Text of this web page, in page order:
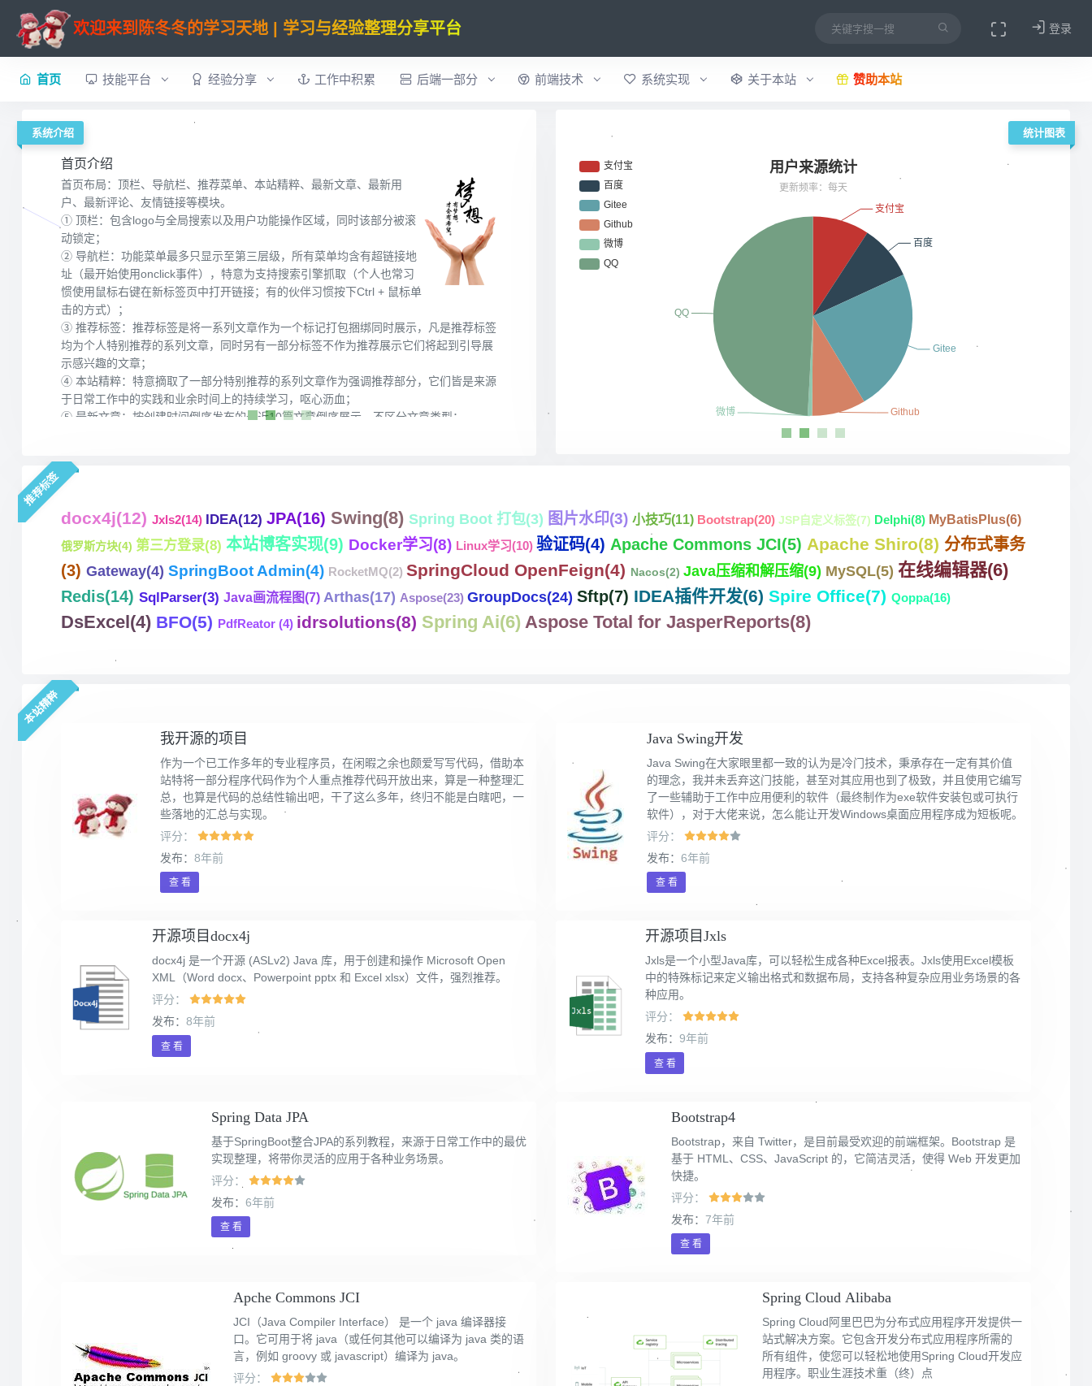
登录
欢迎来到陈冬冬的学习天地 | 学习与经验整理分享平台
首页 技能平台 经验分享 工作中积累 后端一部分 前端技术 系统实现 关于本站 赞助本站
系统介绍
系统功能
统计图表
推荐标签
docx4j(12) Jxls2(14) IDEA(12) JPA(16) Swing(8) Spring Boot 打包(3) 图片水印(3) 小技巧(11) Bootstrap(20) JSP自定义标签(7) Delphi(8) MyBatisPlus(6)
俄罗斯方块(4) 第三方登录(8) 本站博客实现(9) Docker学习(8) Linux学习(10) 验证码(4) Apache Commons JCI(5) Apache Shiro(8) 分布式事务
(3) Gateway(4) SpringBoot Admin(4) RocketMQ(2) SpringCloud OpenFeign(4) Nacos(2) Java压缩和解压缩(9) MySQL(5) 在线编辑器(6)
Redis(14) SqlParser(3) Java画流程图(7) Arthas(17) Aspose(23) GroupDocs(24) Sftp(7) IDEA插件开发(6) Spire Office(7) Qoppa(16)
DsExcel(4) BFO(5) PdfReator (4) idrsolutions(8) Spring Ai(6) Aspose Total for JasperReports(8)
本站精粹
我开源的项目
作为一个已工作多年的专业程序员，在闲暇之余也颇爱写写代码，借助本
站特将一部分程序代码作为个人重点推荐代码开放出来，算是一种整理汇
总，也算是代码的总结性输出吧，干了这么多年，终归不能是白瞎吧，一
些落地的汇总与实现。
评分：
发布： 8年前
查 看
Java Swing开发
Java Swing在大家眼里都一致的认为是冷门技术，秉承存在一定有其价值
的理念，我并未丢弃这门技能，甚至对其应用也到了极致，并且使用它编写
了一些辅助于工作中应用便利的软件（最终制作为exe软件安装包或可执行
软件），对于大佬来说，怎么能让开发Windows桌面应用程序成为短板呢。
评分：
发布： 6年前
查 看
开源项目docx4j
docx4j 是一个开源 (ASLv2) Java 库，用于创建和操作 Microsoft Open
XML（Word docx、Powerpoint pptx 和 Excel xlsx）文件，强烈推荐。
评分：
发布： 8年前
查 看
开源项目Jxls
Jxls是一个小型Java库，可以轻松生成各种Excel报表。Jxls使用Excel模板
中的特殊标记来定义输出格式和数据布局，支持各种复杂应用业务场景的各
种应用。
评分：
发布： 9年前
查 看
Spring Data JPA
基于SpringBoot整合JPA的系列教程，来源于日常工作中的最优
实现整理，将带你灵活的应用于各种业务场景。
评分：
发布： 6年前
查 看
Bootstrap4
Bootstrap，来自 Twitter，是目前最受欢迎的前端框架。Bootstrap 是
基于 HTML、CSS、JavaScript 的，它简洁灵活，使得 Web 开发更加
快捷。
评分：
发布： 7年前
查 看
Apche Commons JCI
JCI（Java Compiler Interface） 是一个 java 编译器接
口。它可用于将 java（或任何其他可以编译为 java 类的语
言，例如 groovy 或 javascript）编译为 java。
评分：
Spring Cloud Alibaba
Spring Cloud阿里巴巴为分布式应用程序开发提供一
站式解决方案。它包含开发分布式应用程序所需的
所有组件，使您可以轻松地使用Spring Cloud开发应
用程序。职业生涯技术重（终）点